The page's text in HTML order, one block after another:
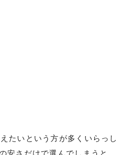
たいという方が多くいらっし